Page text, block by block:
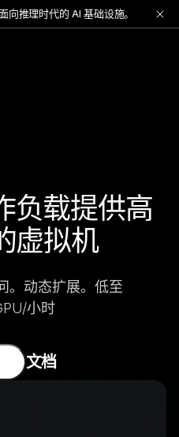
推理时代的 AI 基础设施。
负载提供高
虚拟机
。动态扩展。低至
小时
文档